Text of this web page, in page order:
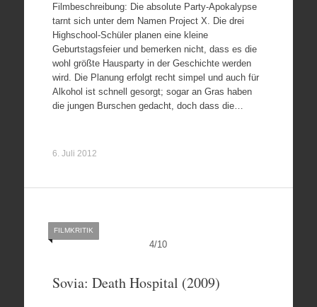
Filmbeschreibung: Die absolute Party-Apokalypse
tarnt sich unter dem Namen Project X. Die drei
Highschool-Schüler planen eine kleine
Geburtstagsfeier und bemerken nicht, dass es die
wohl größte Hausparty in der Geschichte werden
wird. Die Planung erfolgt recht simpel und auch für
Alkohol ist schnell gesorgt; sogar an Gras haben
die jungen Burschen gedacht, doch dass die…
6. Juli 2012
4/10
FILMKRITIK
Sovia: Death Hospital (2009)